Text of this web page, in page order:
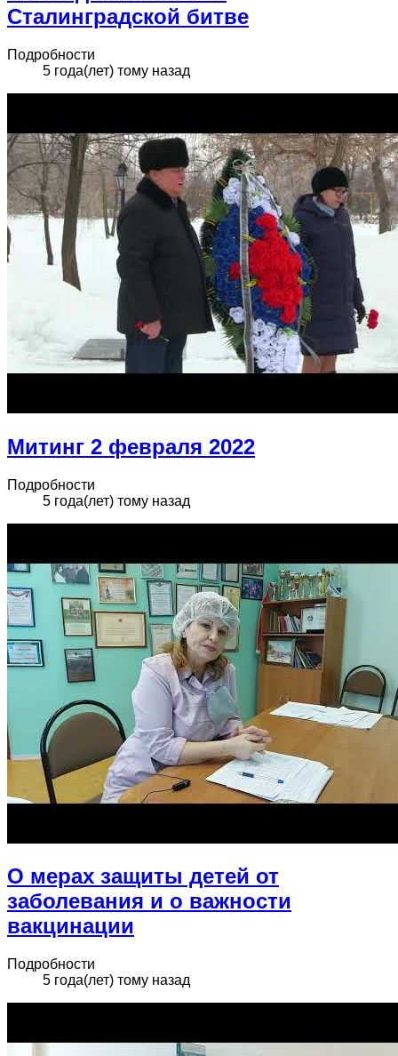
Сталинградской битве
Подробности
5 года(лет) тому назад
Митинг 2 февраля 2022
Подробности
5 года(лет) тому назад
О мерах защиты детей от
заболевания и о важности
вакцинации
Подробности
5 года(лет) тому назад